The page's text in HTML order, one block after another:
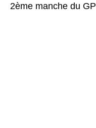
2ème manche du GP